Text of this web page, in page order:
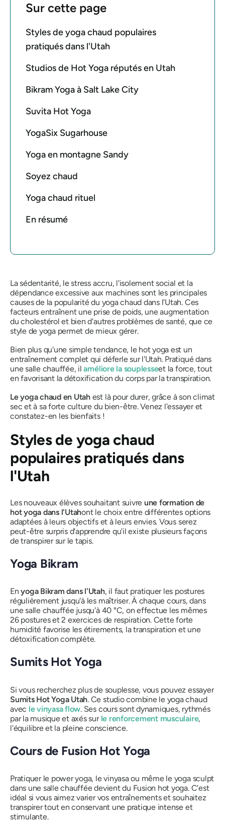
Sur cette page
Styles de yoga chaud populaires
pratiqués dans l'Utah
Studios de Hot Yoga réputés en Utah
Bikram Yoga à Salt Lake City
Suvita Hot Yoga
YogaSix Sugarhouse
Yoga en montagne Sandy
Soyez chaud
Yoga chaud rituel
En résumé
La sédentarité, le stress accru, l'isolement social et la
dépendance excessive aux machines sont les principales
causes de la popularité du yoga chaud dans l'Utah. Ces
facteurs entraînent une prise de poids, une augmentation
du cholestérol et bien d'autres problèmes de santé, que ce
style de yoga permet de mieux gérer.
Bien plus qu'une simple tendance, le hot yoga est un
entraînement complet qui déferle sur l'Utah. Pratiqué dans
une salle chauffée, ilaméliore la souplesseet la force, tout
en favorisant la détoxification du corps par la transpiration.
Le yoga chaud en Utahest là pour durer, grâce à son climat
sec et à sa forte culture du bien-être. Venez l'essayer et
constatez-en les bienfaits !
Styles de yoga chaud
populaires pratiqués dans
l'Utah
Les nouveaux élèves souhaitant suivre une formation de
hot yoga dans l'Utahont le choix entre différentes options
adaptées à leurs objectifs et à leurs envies. Vous serez
peut-être surpris d'apprendre qu'il existe plusieurs façons
de transpirer sur le tapis.
Yoga Bikram
Enyoga Bikram dans l'Utah, il faut pratiquer les postures
régulièrement jusqu'à les maîtriser. À chaque cours, dans
une salle chauffée jusqu'à 40 °C, on effectue les mêmes
26 postures et 2 exercices de respiration. Cette forte
humidité favorise les étirements, la transpiration et une
détoxification complète.
Sumits Hot Yoga
Si vous recherchez plus de souplesse, vous pouvez essayer
Sumits Hot Yoga Utah. Ce studio combine le yoga chaud
avec le vinyasa flow. Ses cours sont dynamiques, rythmés
par la musique et axés sur le renforcement musculaire,
l'équilibre et la pleine conscience.
Cours de Fusion Hot Yoga
Pratiquer le power yoga, le vinyasa ou même le yoga sculpt
dans une salle chauffée devient du Fusion hot yoga. C'est
idéal si vous aimez varier vos entraînements et souhaitez
transpirer tout en conservant une pratique intense et
stimulante.